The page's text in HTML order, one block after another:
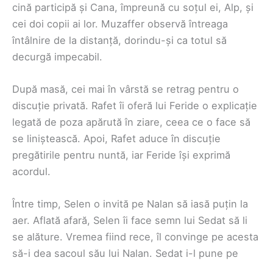
cină participă și Cana, împreună cu soțul ei, Alp, și
cei doi copii ai lor. Muzaffer observă întreaga
întâlnire de la distanță, dorindu-și ca totul să
decurgă impecabil.
După masă, cei mai în vârstă se retrag pentru o
discuție privată. Rafet îi oferă lui Feride o explicație
legată de poza apărută în ziare, ceea ce o face să
se liniștească. Apoi, Rafet aduce în discuție
pregătirile pentru nuntă, iar Feride își exprimă
acordul.
Între timp, Selen o invită pe Nalan să iasă puțin la
aer. Aflată afară, Selen îi face semn lui Sedat să li
se alăture. Vremea fiind rece, îl convinge pe acesta
să-i dea sacoul său lui Nalan. Sedat i-l pune pe